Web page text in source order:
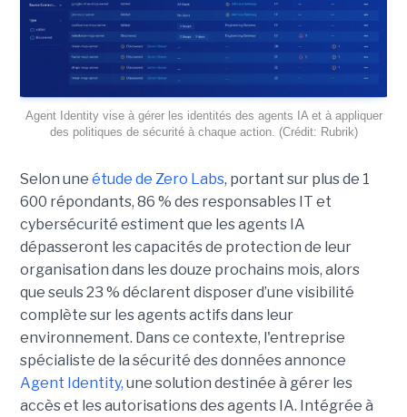
Agent Identity vise à gérer les identités des agents IA et à appliquer
des politiques de sécurité à chaque action. (Crédit: Rubrik)
Selon une étude de Zero Labs, portant sur plus de 1
600 répondants, 86 % des responsables IT et
cybersécurité estiment que les agents IA
dépasseront les capacités de protection de leur
organisation dans les douze prochains mois, alors
que seuls 23 % déclarent disposer d’une visibilité
complète sur les agents actifs dans leur
environnement. Dans ce contexte, l'entreprise
spécialiste de la sécurité des données annonce
Agent Identity, une solution destinée à gérer les
accès et les autorisations des agents IA. Intégrée à